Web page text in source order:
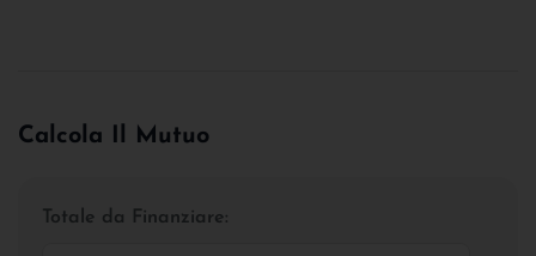
Calcola Il Mutuo
Totale da Finanziare: